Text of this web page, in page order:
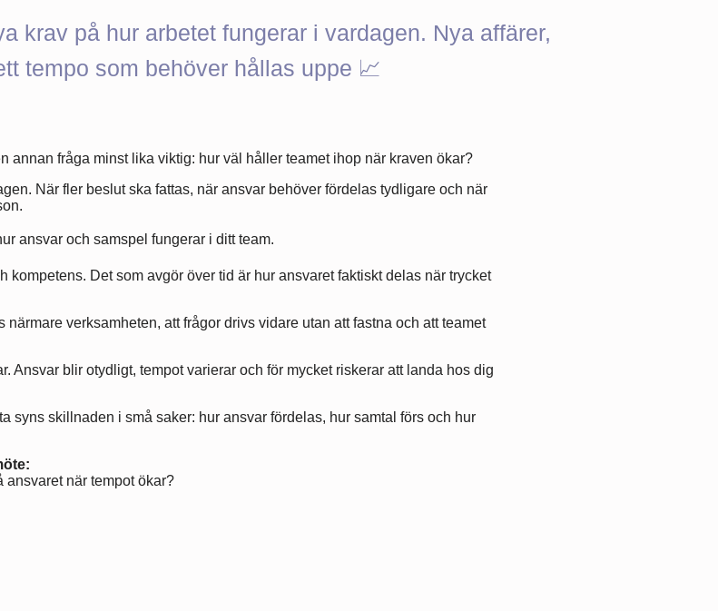
krav på hur arbetet fungerar i vardagen. Nya affärer,
tempo som behöver hållas uppe 📈
annan fråga minst lika viktig: hur väl håller teamet ihop när kraven ökar?
När fler beslut ska fattas, när ansvar behöver fördelas tydligare och när
ansvar och samspel fungerar i ditt team.
kompetens. Det som avgör över tid är hur ansvaret faktiskt delas när trycket
närmare verksamheten, att frågor drivs vidare utan att fastna och att teamet
Ansvar blir otydligt, tempot varierar och för mycket riskerar att landa hos dig
syns skillnaden i små saker: hur ansvar fördelas, hur samtal förs och hur
ansvaret när tempot ökar?